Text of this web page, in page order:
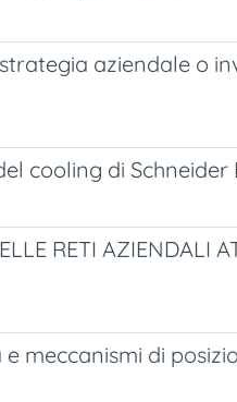
aziendale o
cooling di Schneider
RETI AZIENDALI
meccanismi di